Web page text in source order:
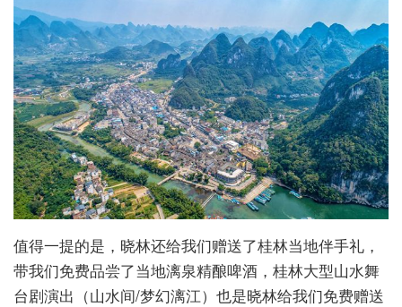
值得一提的是，晓林还给我们赠送了桂林当地伴手礼，
带我们免费品尝了当地漓泉精酿啤酒，桂林大型山水舞
台剧演出（山水间/梦幻漓江）也是晓林给我们免费赠送